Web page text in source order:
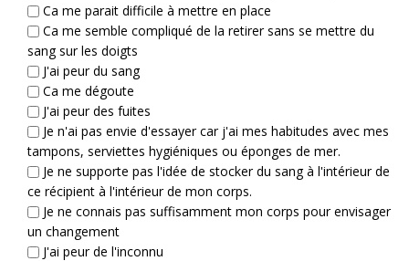
Ca me parait difficile à mettre en place
Ca me semble compliqué de la retirer sans se mettre du
sang sur les doigts
J'ai peur du sang
Ca me dégoute
J'ai peur des fuites
Je n'ai pas envie d'essayer car j'ai mes habitudes avec mes
tampons, serviettes hygiéniques ou éponges de mer.
Je ne supporte pas l'idée de stocker du sang à l'intérieur de
ce récipient à l'intérieur de mon corps.
Je ne connais pas suffisamment mon corps pour envisager
un changement
J'ai peur de l'inconnu